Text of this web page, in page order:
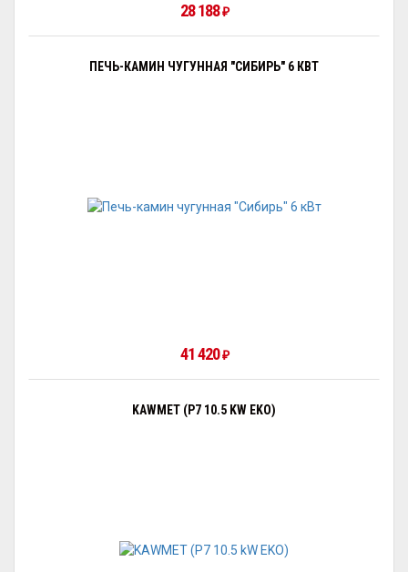
28 188₽
ПЕЧЬ-КАМИН ЧУГУННАЯ "СИБИРЬ" 6 КВТ
41 420₽
KAWMET (P7 10.5 KW EKO)